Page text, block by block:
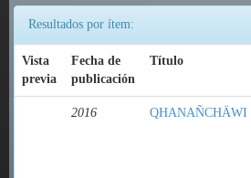
Resultados por ítem:
Vista
previa
Fecha de
publicación
Título
2016 QHANAÑCHÄWI